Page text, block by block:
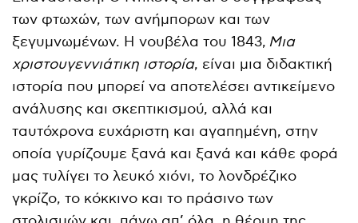
των φτωχών, των ανήμπορων και των
ξεγυμνωμένων. Η νουβέλα του 1843, Μια
χριστουγεννιάτικη ιστορία, είναι μια διδακτική
ιστορία που μπορεί να αποτελέσει αντικείμενο
ανάλυσης και σκεπτικισμού, αλλά και
ταυτόχρονα ευχάριστη και αγαπημένη, στην
οποία γυρίζουμε ξανά και ξανά και κάθε φορά
μας τυλίγει το λευκό χιόνι, το λονδρέζικο
γκρίζο, το κόκκινο και το πράσινο των